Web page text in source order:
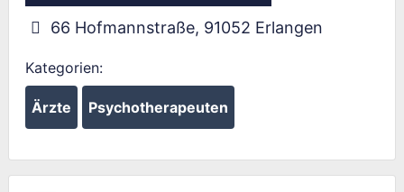
66 Hofmannstraße, 91052 Erlangen
Kategorien:
Ärzte Psychotherapeuten